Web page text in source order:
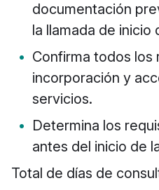
documentación
la llamada de inicio
Confirma todos los
incorporación y
servicios.
Determina los
antes del inicio de
Total de días de